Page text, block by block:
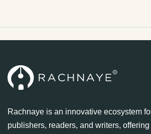
Rachnaye is an innovative ecosystem
publishers, readers, and writers, offering